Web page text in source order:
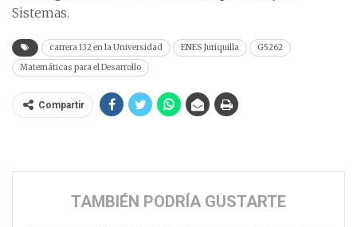
Sistemas.
carrera 132 en la Universidad ENES Juriquilla
G5262
Matemáticas para el Desarrollo
Compartir
TAMBIÉN PODRÍA GUSTARTE